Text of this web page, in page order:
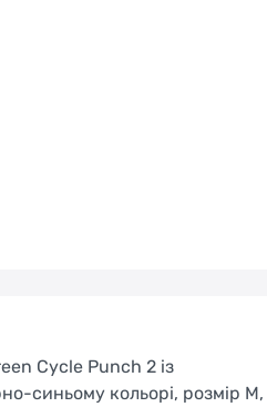
Cycle Punch 2 із
синьому кольорі, розмір M,
the Dutch version of the
Ukrainian version?